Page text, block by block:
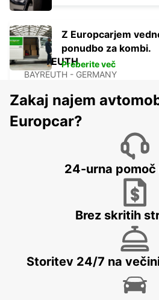
BAYREUTH
BAYREUTH - GERMANY
WEIDEN - GERMANY
Z Europcarjem
ponudbo za kombi.
Preberite več
Zakaj najem
Europcar?
24-urna pomoč
Brez skritih
Storitev 24/7 na